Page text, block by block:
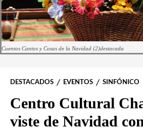
Cuentos Cantos y Cosas de la Navidad (2)destacada
DESTACADOS EVENTOS SINFÓNICO
Centro Cultural
viste de Navidad